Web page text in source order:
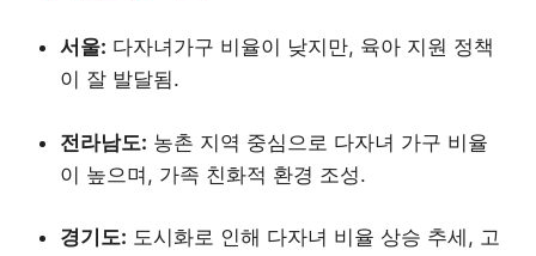
서울: 다자녀가구 비율이 낮지만, 육아 지원 정책
이 잘 발달됨.
전라남도: 농촌 지역 중심으로 다자녀 가구 비율
이 높으며, 가족 친화적 환경 조성.
경기도: 도시화로 인해 다자녀 비율 상승 추세, 고